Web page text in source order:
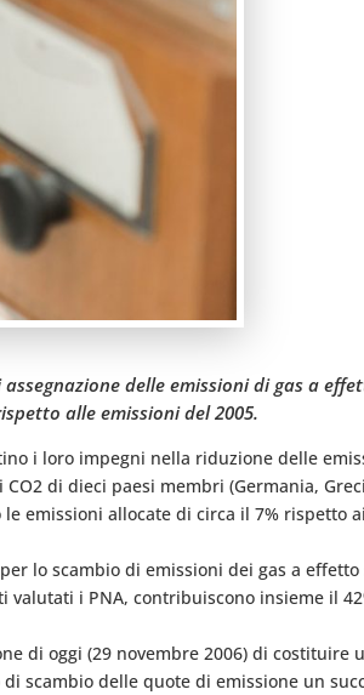
delle emissioni di gas a
alle emissioni del 2005.
i loro impegni nella riduzione delle
di dieci paesi membri (Germania,
le emissioni allocate di circa il 7% rispetto
lo scambio di emissioni dei gas a effetto
valutati i PNA, contribuiscono insieme il
di oggi (29 novembre 2006) di costituire
scambio delle quote di emissione un